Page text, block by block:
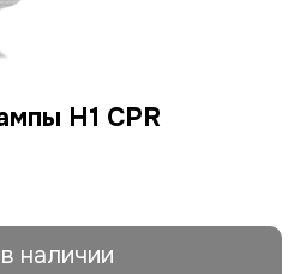
H1 CPR
наличии